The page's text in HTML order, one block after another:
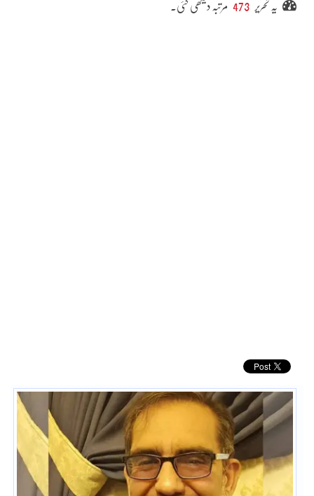
یہ تحریر 473 مرتبہ دیکھی گئی۔